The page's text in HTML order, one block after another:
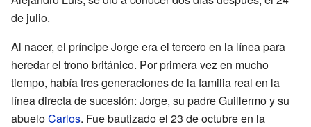
de julio.
Al nacer, el príncipe Jorge era el tercero en la línea para
heredar el trono británico. Por primera vez en mucho
tiempo, había tres generaciones de la familia real en la
línea directa de sucesión: Jorge, su padre Guillermo y su
abueloCarlos. Fue bautizado el 23 de octubre en la